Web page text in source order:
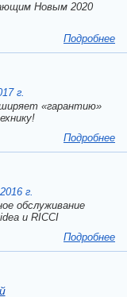
Новым 2020
Подробнее
г.
«гарантию»
Подробнее
г.
обслуживание
и RICCI
Подробнее